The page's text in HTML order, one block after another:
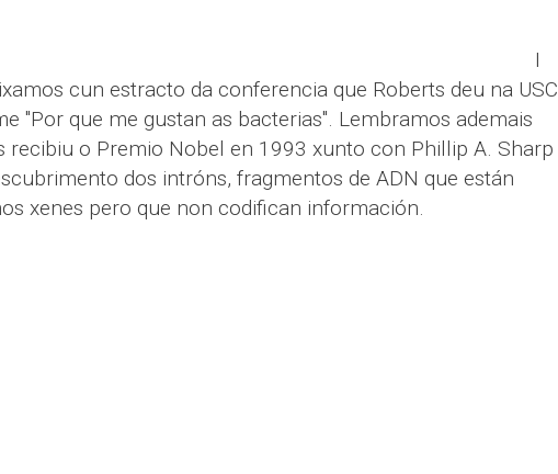
I
cun estracto da conferencia que Roberts deu na USC
"Por que me gustan as bacterias". Lembramos ademais
recibiu o Premio Nobel en 1993 xunto con Phillip A. Sharp
dos intróns, fragmentos de ADN que están
xenes pero que non codifican información.